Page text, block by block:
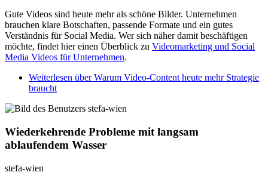
Gute Videos sind heute mehr als schöne Bilder. Unternehmen
brauchen klare Botschaften, passende Formate und ein gutes
Verständnis für Social Media. Wer sich näher damit beschäftigen
möchte, findet hier einen Überblick zu Videomarketing und Social
Media Videos für Unternehmen.
Weiterlesen über Warum Video-Content heute mehr Strategie
braucht
Wiederkehrende Probleme mit langsam
ablaufendem Wasser
stefa-wien